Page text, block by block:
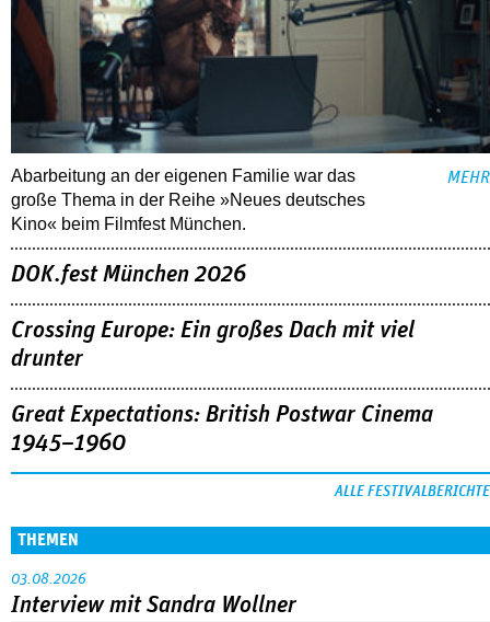
Abarbeitung an der eigenen Familie war das
große Thema in der Reihe »Neues deutsches
Kino« beim Filmfest München.
MEHR
DOK.fest München 2026
Crossing Europe: Ein großes Dach mit viel
drunter
Great Expectations: British Postwar Cinema
1945–1960
ALLE FESTIVALBERICHTE
THEMEN
03.08.2026
Interview mit Sandra Wollner